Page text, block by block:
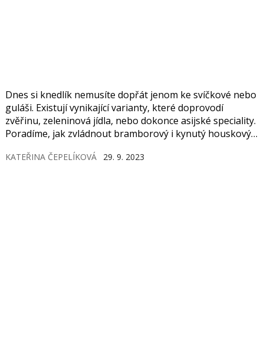
Dnes si knedlík nemusíte dopřát jenom ke svíčkové nebo
guláši. Existují vynikající varianty, které doprovodí
zvěřinu, zeleninová jídla, nebo dokonce asijské speciality.
Poradíme, jak zvládnout bramborový i kynutý houskový
KATEŘINA ČEPELÍKOVÁ 29. 9. 2023